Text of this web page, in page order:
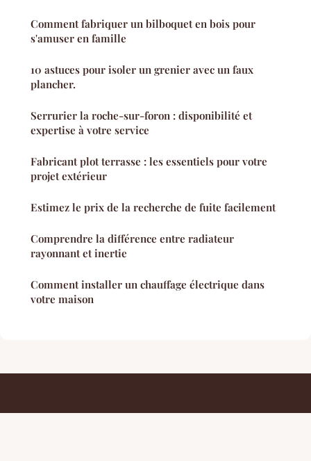
Comment fabriquer un bilboquet en bois pour
s'amuser en famille
10 astuces pour isoler un grenier avec un faux
plancher.
Serrurier la roche-sur-foron : disponibilité et
expertise à votre service
Fabricant plot terrasse : les essentiels pour votre
projet extérieur
Estimez le prix de la recherche de fuite facilement
Comprendre la différence entre radiateur
rayonnant et inertie
Comment installer un chauffage électrique dans
votre maison
Conseils De Design